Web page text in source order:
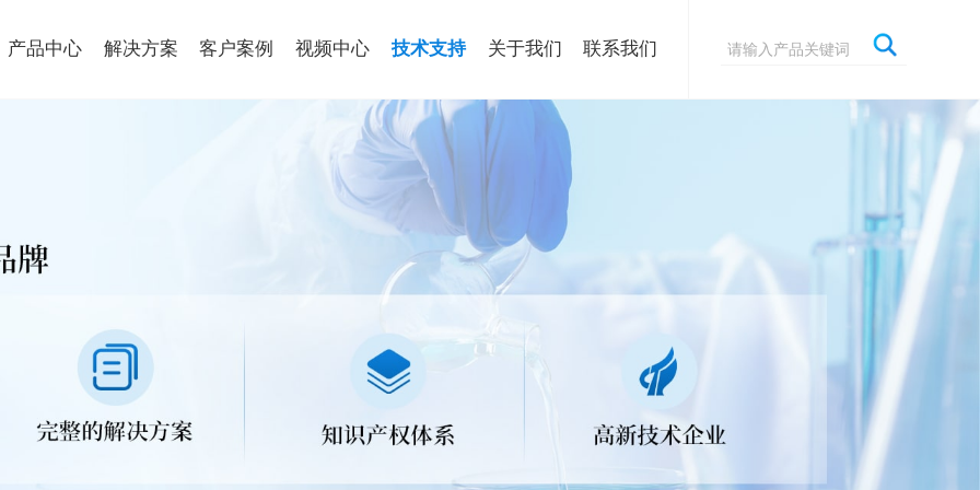
产品中心 解决方案 客户案例 视频中心 技术支持 关于我们 联系我们